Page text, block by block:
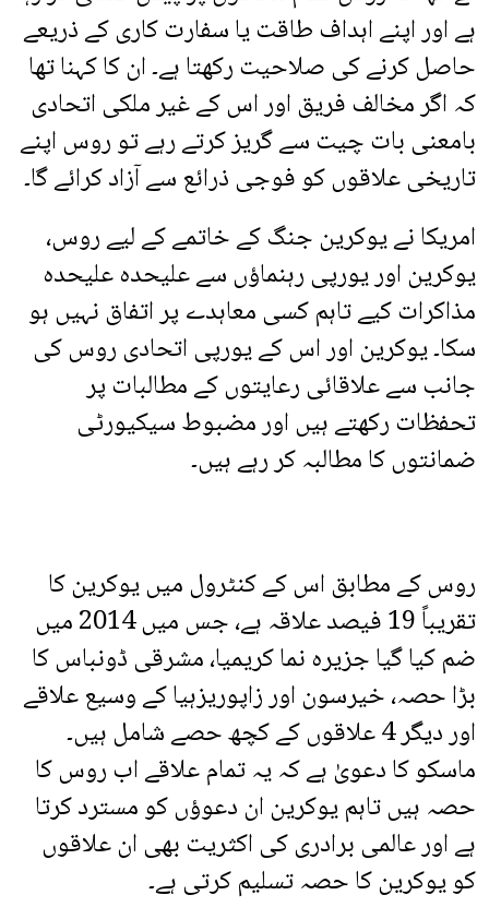
ہے اور اپنے اہداف طاقت یا سفارت کاری کے ذریعے
حاصل کرنے کی صلاحیت رکھتا ہے۔ ان کا کہنا تھا
کہ اگر مخالف فریق اور اس کے غیر ملکی اتحادی
بامعنی بات چیت سے گریز کرتے رہے تو روس اپنے
تاریخی علاقوں کو فوجی ذرائع سے آزاد کرائے گا۔
امریکا نے یوکرین جنگ کے خاتمے کے لیے روس،
یوکرین اور یورپی رہنماؤں سے علیحدہ علیحدہ
مذاکرات کیے تاہم کسی معاہدے پر اتفاق نہیں ہو
سکا۔ یوکرین اور اس کے یورپی اتحادی روس کی
جانب سے علاقائی رعایتوں کے مطالبات پر
تحفظات رکھتے ہیں اور مضبوط سیکیورٹی
ضمانتوں کا مطالبہ کر رہے ہیں۔
روس کے مطابق اس کے کنٹرول میں یوکرین کا
تقریباً 19 فیصد علاقہ ہے، جس میں 2014 میں
ضم کیا گیا جزیرہ نما کریمیا، مشرقی ڈونباس کا
بڑا حصہ، خیرسون اور زاپوریزہیا کے وسیع علاقے
اور دیگر 4 علاقوں کے کچھ حصے شامل ہیں۔
ماسکو کا دعویٰ ہے کہ یہ تمام علاقے اب روس کا
حصہ ہیں تاہم یوکرین ان دعوؤں کو مسترد کرتا
ہے اور عالمی برادری کی اکثریت بھی ان علاقوں
کو یوکرین کا حصہ تسلیم کرتی ہے۔